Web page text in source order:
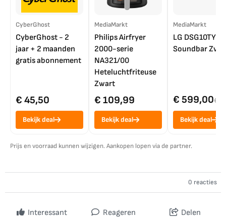
CyberGhost
CyberGhost - 2
jaar + 2 maanden
gratis abonnement
€ 45,50
Bekijk deal
MediaMarkt
Philips Airfryer
2000-serie
NA321/00
Heteluchtfriteuse
Zwart
€ 109,99
Bekijk deal
MediaMarkt
LG DSG10TY
Soundbar
€ 599,00€
Bekijk deal
Prijs en voorraad kunnen wijzigen. Aankopen lopen via de partner.
0 reacties
Interessant Reageren Delen